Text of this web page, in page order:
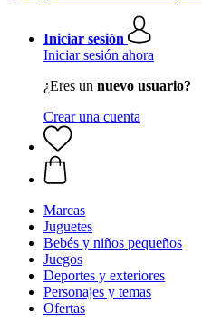
Iniciar sesión
Iniciar sesión ahora
¿Eres un nuevo usuario?
Crear una cuenta
Marcas
Juguetes
Bebés y niños pequeños
Juegos
Deportes y exteriores
Personajes y temas
Ofertas